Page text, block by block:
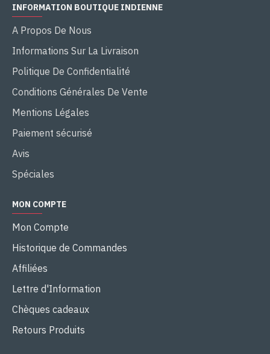
INFORMATION BOUTIQUE INDIENNE
A Propos De Nous
Informations Sur La Livraison
Politique De Confidentialité
Conditions Générales De Vente
Mentions Légales
Paiement sécurisé
Avis
Spéciales
MON COMPTE
Mon Compte
Historique de Commandes
Affiliées
Lettre d'Information
Chèques cadeaux
Retours Produits